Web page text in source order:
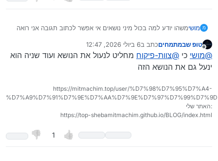
מ מושימשהו יודע למה בכול מיני נושאים אי אפשר לכתוב תגובה אני רואה
מנותק
טופ שבמתמחיםכתב ב6 ביולי 2026, 12:47
נערך לאחרונה על ידי טופ שבמתמחים
@מושי כי @צוות-פיקוח מחליט לנעול את הנושא ועוד שניה הוא
ינעל גם את הנושא הזה
https://mitmachim.top/user/%D7%98%D7%95%D7%A4-
%D7%A9%D7%91%D7%9E%D7%AA%D7%9E%D7%97%D7%99%D7%9D
האתר שלי:
https://top-shebamitmachim.github.io/BLOG/index.html
1